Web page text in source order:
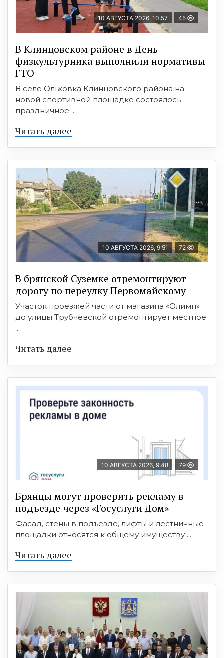
10 АВГУСТА 2026, 10:57 45
В Клинцовском районе в День
физкультурника выполнили нормативы
ГТО
В селе Ольховка Клинцовского района на
новой спортивной площадке состоялось
праздничное ...
Читать далее
10 АВГУСТА 2026, 9:51 72
В брянской Суземке отремонтируют
дорогу по переулку Первомайскому
Участок проезжей части от магазина «Олимп»
до улицы Трубчевской отремонтирует местное
...
Читать далее
10 АВГУСТА 2026, 9:48 79
Брянцы могут проверить рекламу в
подъезде через «Госуслуги Дом»
Фасад, стены в подъезде, лифты и лестничные
площадки относятся к общему имуществу ...
Читать далее